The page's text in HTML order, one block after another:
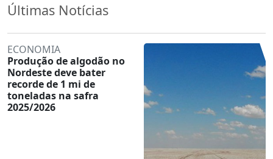
Últimas Notícias
ECONOMIA
Produção de algodão no
Nordeste deve bater
recorde de 1 mi de
toneladas na safra
2025/2026